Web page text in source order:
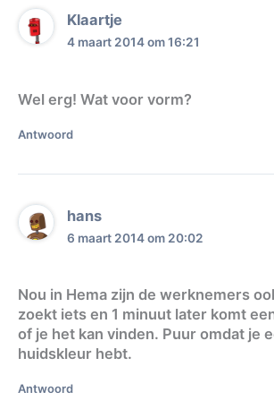
Klaartje
4 maart 2014 om 16:21
Wel erg! Wat voor vorm?
Antwoord
hans
6 maart 2014 om 20:02
Nou in Hema zijn de werknemers
zoekt iets en 1 minuut later komt
of je het kan vinden. Puur omdat je
huidskleur hebt.
Antwoord